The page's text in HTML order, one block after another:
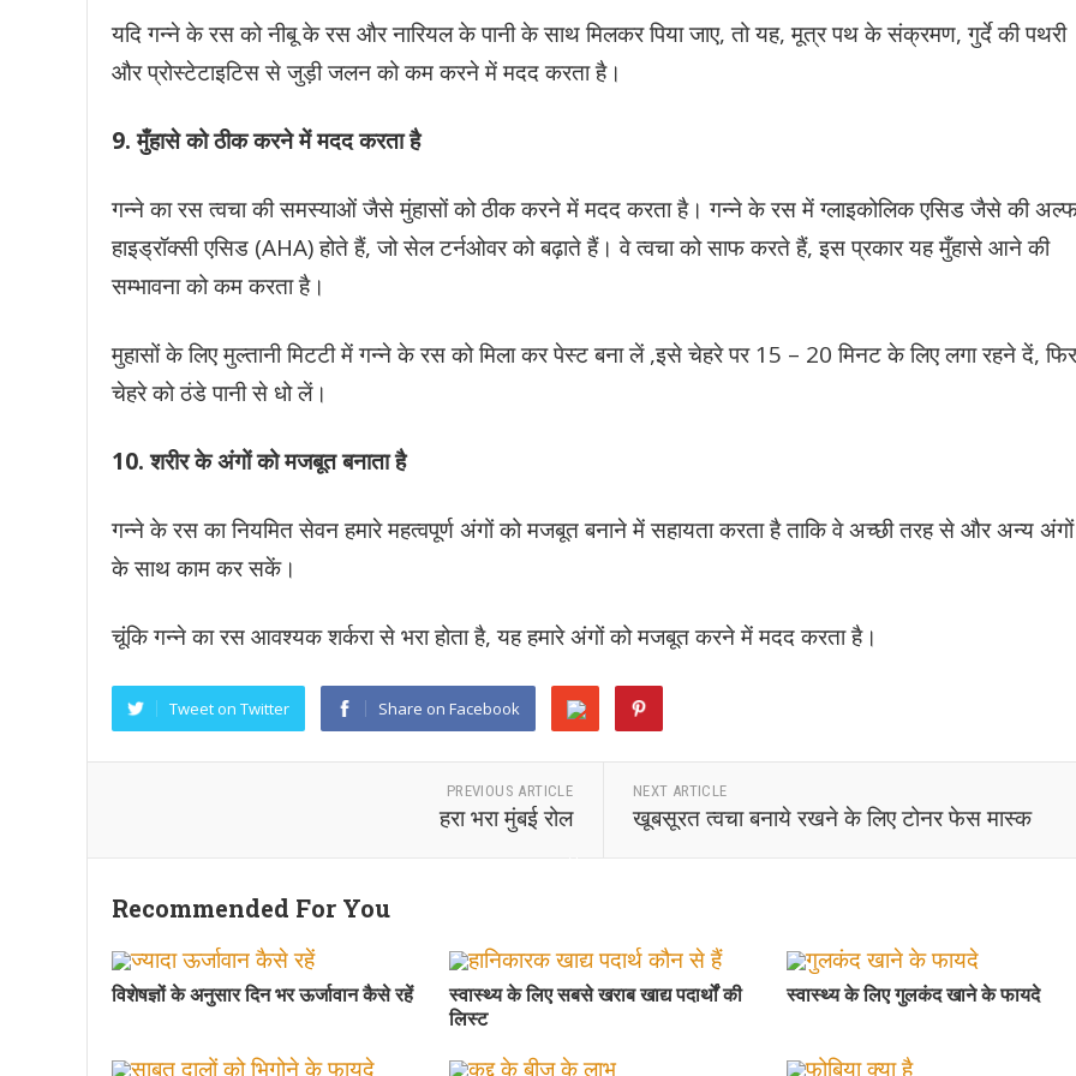
यदि गन्ने के रस को नीबू के रस और नारियल के पानी के साथ मिलकर पिया जाए, तो यह, मूत्र पथ के संक्रमण, गुर्दे की पथरी
और प्रोस्टेटाइटिस से जुड़ी जलन को कम करने में मदद करता है।
9. मुँहासे को ठीक करने में मदद करता है
गन्ने का रस त्वचा की समस्याओं जैसे मुंहासों को ठीक करने में मदद करता है। गन्ने के रस में ग्लाइकोलिक एसिड जैसे की
हाइड्रॉक्सी एसिड (AHA) होते हैं, जो सेल टर्नओवर को बढ़ाते हैं। वे त्वचा को साफ करते हैं, इस प्रकार यह मुँहासे आने की
सम्भावना को कम करता है।
मुहासों के लिए मुल्तानी मिटटी में गन्ने के रस को मिला कर पेस्ट बना लें ,इसे चेहरे पर 15 – 20 मिनट के लिए लगा रहने दें,
चेहरे को ठंडे पानी से धो लें।
10. शरीर के अंगों को मजबूत बनाता है
गन्ने के रस का नियमित सेवन हमारे महत्वपूर्ण अंगों को मजबूत बनाने में सहायता करता है ताकि वे अच्छी तरह से और अन्य अंगों
के साथ काम कर सकें।
चूंकि गन्ने का रस आवश्यक शर्करा से भरा होता है, यह हमारे अंगों को मजबूत करने में मदद करता है।
Tweet on Twitter Share on Facebook
PREVIOUS ARTICLE
हरा भरा मुंबई रोल
NEXT ARTICLE
खूबसूरत त्वचा बनाये रखने के लिए टोनर फेस मास्क
Recommended For You
विशेषज्ञों के अनुसार दिन भर ऊर्जावान कैसे रहें
स्वास्थ्य के लिए सबसे खराब खाद्य पदार्थों की
लिस्ट
स्वास्थ्य के लिए गुलकंद खाने के फायदे